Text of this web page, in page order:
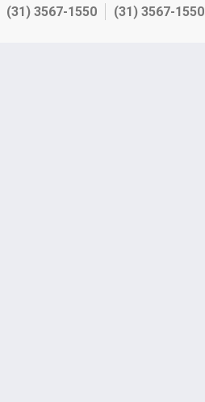
(31) 3567-1550 (31) 3567-1550